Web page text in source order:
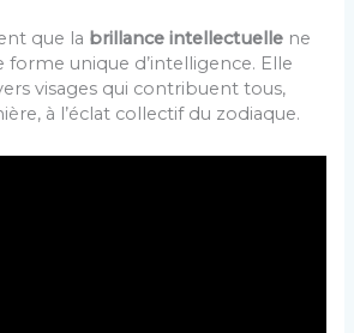
que la brillance intellectuelle ne
forme unique d’intelligence. Elle
visages qui contribuent tous,
à l’éclat collectif du zodiaque.